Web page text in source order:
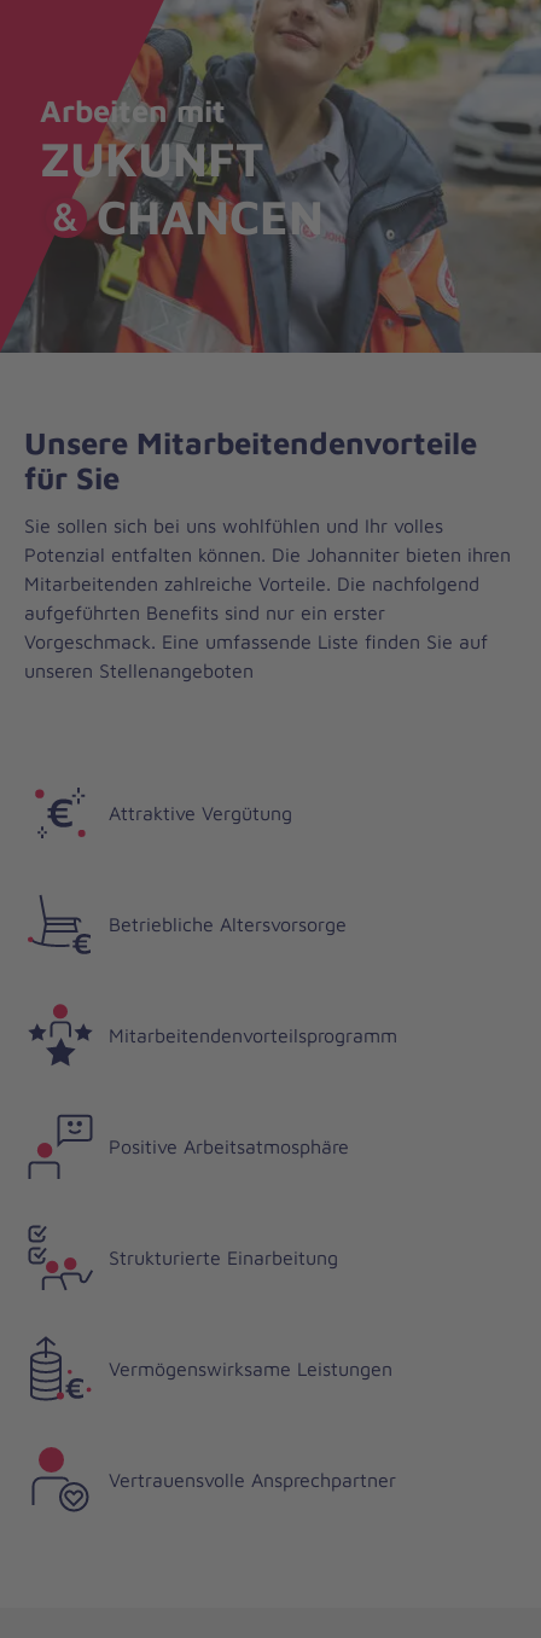
Arbeiten mit
ZUKUNFT
& CHANCEN
Unsere Mitarbeitendenvorteile
für Sie
Sie sollen sich bei uns wohlfühlen und Ihr volles
Potenzial entfalten können. Die Johanniter bieten ihren
Mitarbeitenden zahlreiche Vorteile. Die nachfolgend
aufgeführten Benefits sind nur ein erster
Vorgeschmack. Eine umfassende Liste finden Sie auf
unseren Stellenangeboten
Attraktive Vergütung
Betriebliche Altersvorsorge
Mitarbeitendenvorteilsprogramm
Positive Arbeitsatmosphäre
Strukturierte Einarbeitung
Vermögenswirksame Leistungen
Vertrauensvolle Ansprechpartner